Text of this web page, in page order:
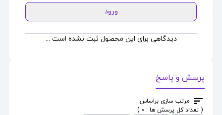
ورود
دیدگاهی برای این محصول ثبت نشده است ...
پرسش و پاسخ
مرتب سازی براساس :
( تعداد کل پرسش ها : 0 )